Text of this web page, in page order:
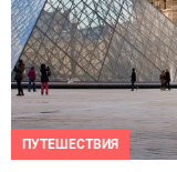
ПУТЕШЕСТВИЯ